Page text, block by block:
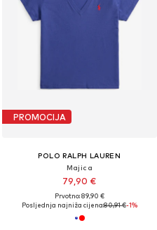
PROMOCIJA
POLO RALPH LAUREN
Majica
79,90 €
Prvotno: 89,90 €
Posljednja najniža cijena:80,91 €-1%